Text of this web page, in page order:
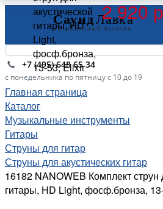
+7 (495) 648 65 34
с понедельника по пятницу с 10 до 19
Главная страница
Каталог
Музыкальные инструменты
Гитары
Струны для гитар
Струны для акустических гитар
16182 NANOWEB Комплект струн
гитары, HD Light, фосф.бронза,
акустической
гитары, HD
Light,
фосф.бронза,
13-53, Elixir
2 920